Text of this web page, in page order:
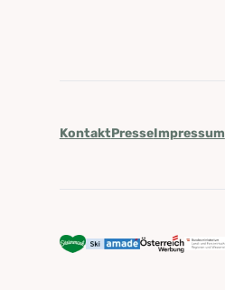
KontaktPresseImpressum